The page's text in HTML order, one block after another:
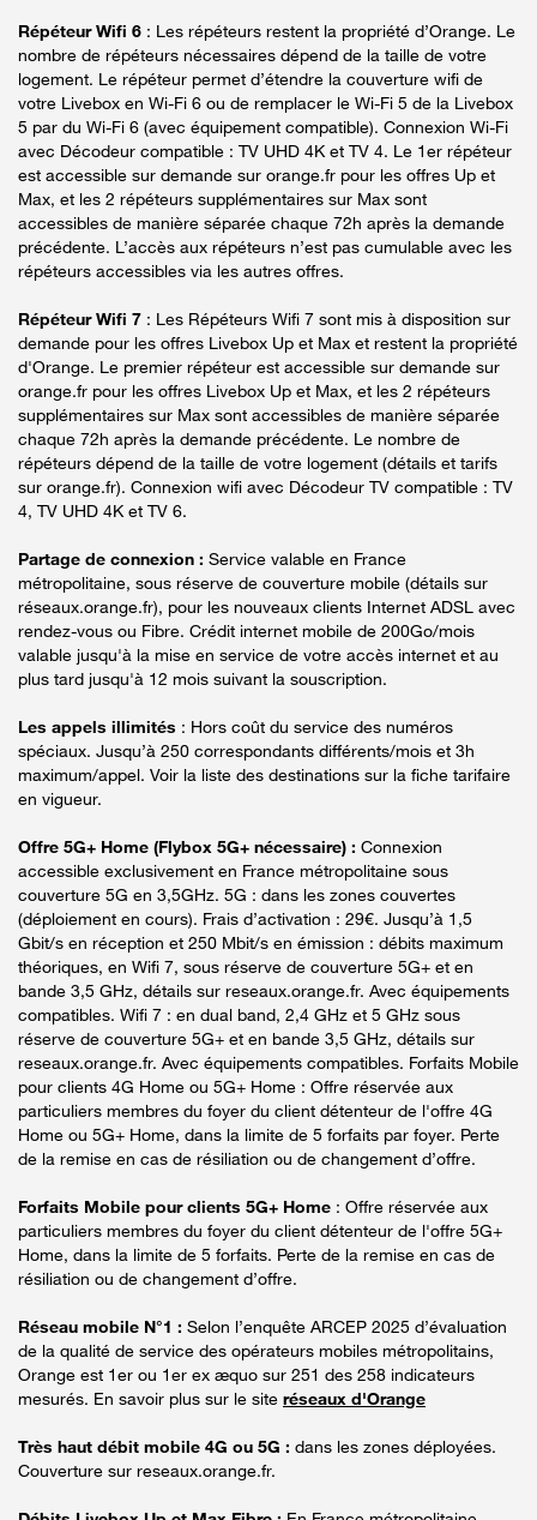
Répéteur Wifi 6 : Les répéteurs restent la propriété d’Orange. Le
nombre de répéteurs nécessaires dépend de la taille de votre
logement. Le répéteur permet d’étendre la couverture wifi de
votre Livebox en Wi-Fi 6 ou de remplacer le Wi-Fi 5 de la Livebox
5 par du Wi-Fi 6 (avec équipement compatible). Connexion Wi-Fi
avec Décodeur compatible : TV UHD 4K et TV 4. Le 1er répéteur
est accessible sur demande sur orange.fr pour les offres Up et
Max, et les 2 répéteurs supplémentaires sur Max sont
accessibles de manière séparée chaque 72h après la demande
précédente. L’accès aux répéteurs n’est pas cumulable avec les
répéteurs accessibles via les autres offres.
Répéteur Wifi 7 : Les Répéteurs Wifi 7 sont mis à disposition sur
demande pour les offres Livebox Up et Max et restent la propriété
d'Orange. Le premier répéteur est accessible sur demande sur
orange.fr pour les offres Livebox Up et Max, et les 2 répéteurs
supplémentaires sur Max sont accessibles de manière séparée
chaque 72h après la demande précédente. Le nombre de
répéteurs dépend de la taille de votre logement (détails et tarifs
sur orange.fr). Connexion wifi avec Décodeur TV compatible : TV
4, TV UHD 4K et TV 6.
Partage de connexion : Service valable en France
métropolitaine, sous réserve de couverture mobile (détails sur
réseaux.orange.fr), pour les nouveaux clients Internet ADSL avec
rendez-vous ou Fibre. Crédit internet mobile de 200Go/mois
valable jusqu'à la mise en service de votre accès internet et au
plus tard jusqu'à 12 mois suivant la souscription.
Les appels illimités : Hors coût du service des numéros
spéciaux. Jusqu’à 250 correspondants différents/mois et 3h
maximum/appel. Voir la liste des destinations sur la fiche tarifaire
en vigueur.
Offre 5G+ Home (Flybox 5G+ nécessaire) : Connexion
accessible exclusivement en France métropolitaine sous
couverture 5G en 3,5GHz. 5G : dans les zones couvertes
(déploiement en cours). Frais d’activation : 29€. Jusqu’à 1,5
Gbit/s en réception et 250 Mbit/s en émission : débits maximum
théoriques, en Wifi 7, sous réserve de couverture 5G+ et en
bande 3,5 GHz, détails sur reseaux.orange.fr. Avec équipements
compatibles. Wifi 7 : en dual band, 2,4 GHz et 5 GHz sous
réserve de couverture 5G+ et en bande 3,5 GHz, détails sur
reseaux.orange.fr. Avec équipements compatibles. Forfaits Mobile
pour clients 4G Home ou 5G+ Home : Offre réservée aux
particuliers membres du foyer du client détenteur de l'offre 4G
Home ou 5G+ Home, dans la limite de 5 forfaits par foyer. Perte
de la remise en cas de résiliation ou de changement d’offre.
Forfaits Mobile pour clients 5G+ Home : Offre réservée aux
particuliers membres du foyer du client détenteur de l'offre 5G+
Home, dans la limite de 5 forfaits. Perte de la remise en cas de
résiliation ou de changement d’offre.
Réseau mobile N°1 : Selon l’enquête ARCEP 2025 d’évaluation
de la qualité de service des opérateurs mobiles métropolitains,
Orange est 1er ou 1er ex æquo sur 251 des 258 indicateurs
mesurés. En savoir plus sur le site réseaux d'Orange
Très haut débit mobile 4G ou 5G : dans les zones déployées.
Couverture sur reseaux.orange.fr.